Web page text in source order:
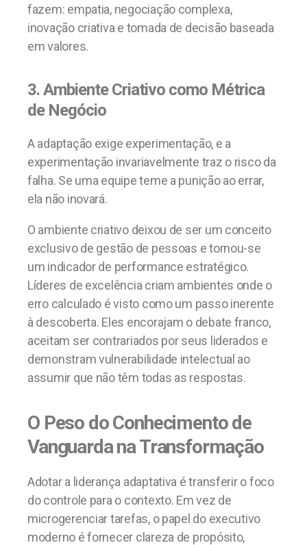
fazem: empatia, negociação complexa,
inovação criativa e tomada de decisão baseada
em valores.
3. Ambiente Criativo como Métrica
de Negócio
A adaptação exige experimentação, e a
experimentação invariavelmente traz o risco da
falha. Se uma equipe teme a punição ao errar,
ela não inovará.
O ambiente criativo deixou de ser um conceito
exclusivo de gestão de pessoas e tornou-se
um indicador de performance estratégico.
Líderes de excelência criam ambientes onde o
erro calculado é visto como um passo inerente
à descoberta. Eles encorajam o debate franco,
aceitam ser contrariados por seus liderados e
demonstram vulnerabilidade intelectual ao
assumir que não têm todas as respostas.
O Peso do Conhecimento de
Vanguarda na Transformação
Adotar a liderança adaptativa é transferir o foco
do controle para o contexto. Em vez de
microgerenciar tarefas, o papel do executivo
moderno é fornecer clareza de propósito,